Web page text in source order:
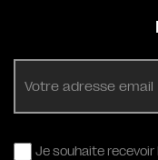
Je souhaite